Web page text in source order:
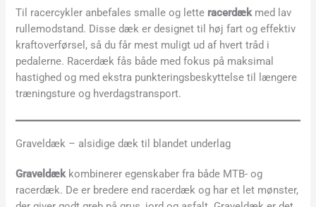
Til racercykler anbefales smalle og lette racerdækmed lav
rullemodstand. Disse dæk er designet til høj fart og effektiv
kraftoverførsel, så du får mest muligt ud af hvert tråd i
pedalerne. Racerdæk fås både med fokus på maksimal
hastighed og med ekstra punkteringsbeskyttelse til længere
træningsture og hverdagstransport.
Graveldæk – alsidige dæk til blandet underlag
Graveldækkombinerer egenskaber fra både MTB- og
racerdæk. De er bredere end racerdæk og har et let mønster,